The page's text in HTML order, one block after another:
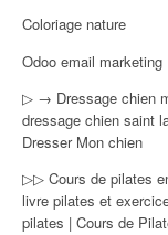
Coloriage nature
Odoo email marketing
▷ → Dressage chien
dressage chien saint
Dresser Mon chien
▷▷ Cours de pilates
livre pilates et
pilates | Cours de